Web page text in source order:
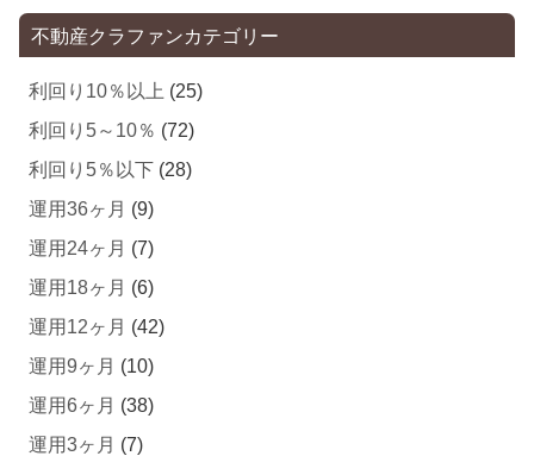
不動産クラファンカテゴリー
利回り10％以上 (25)
利回り5～10％ (72)
利回り5％以下 (28)
運用36ヶ月 (9)
運用24ヶ月 (7)
運用18ヶ月 (6)
運用12ヶ月 (42)
運用9ヶ月 (10)
運用6ヶ月 (38)
運用3ヶ月 (7)